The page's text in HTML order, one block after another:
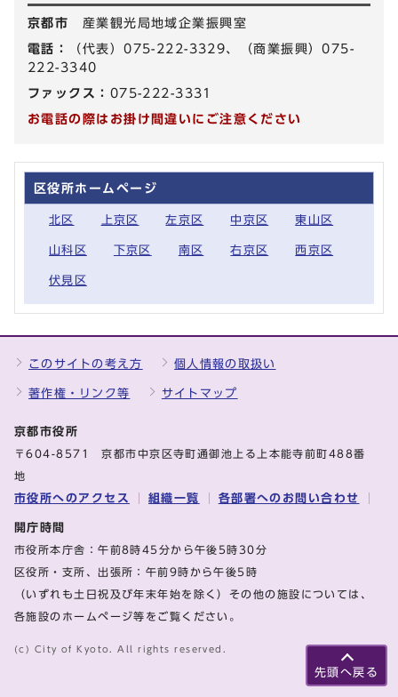
京都市 産業観光局地域企業振興室
電話：
（代表）075-222-3329、（商業振興）075-
222-3340
ファックス： 075-222-3331
お電話の際はお掛け間違いにご注意ください
区役所ホームページ
北区 上京区 左京区 中京区 東山区
山科区 下京区 南区 右京区 西京区
伏見区
先頭へ戻る
このサイトの考え方 個人情報の取扱い
著作権・リンク等 サイトマップ
京都市役所
〒604-8571 京都市中京区寺町通御池上る上本能寺前町488番
地
市役所へのアクセス 組織一覧 各部署へのお問い合わせ
開庁時間
市役所本庁舎：午前8時45分から午後5時30分
区役所・支所、出張所：午前9時から午後5時
（いずれも土日祝及び年末年始を除く）その他の施設については、
各施設のホームページ等をご覧ください。
(c) City of Kyoto. All rights reserved.